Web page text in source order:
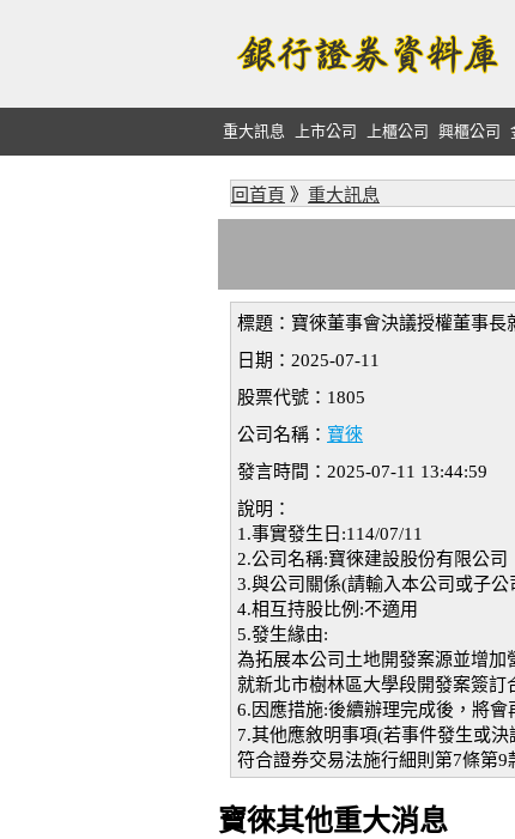
重大訊息 上市公司 上櫃公司 興櫃公司
回首頁 》 重大訊息
標題：寶徠董事會決議授權董事長
日期：2025-07-11
股票代號：1805
公司名稱： 寶徠
發言時間：2025-07-11 13:44:59
說明：
1.事實發生日:114/07/11
2.公司名稱:寶徠建設股份有限公司
3.與公司關係(請輸入本公司或子公
4.相互持股比例:不適用
5.發生緣由:
為拓展本公司土地開發案源並增
就新北市樹林區大學段開發案簽訂
6.因應措施:後續辦理完成後，將會
7.其他應敘明事項(若事件發生或
符合證券交易法施行細則第7條第
寶徠其他重大消息